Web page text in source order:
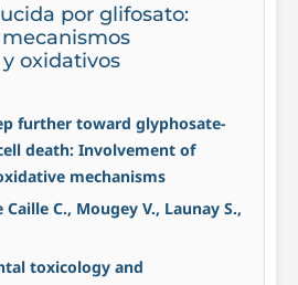
por glifosato:
oxidativos
further toward glyphosate-
death: Involvement of
mechanisms
C., Mougey V., Launay S.,
toxicology and